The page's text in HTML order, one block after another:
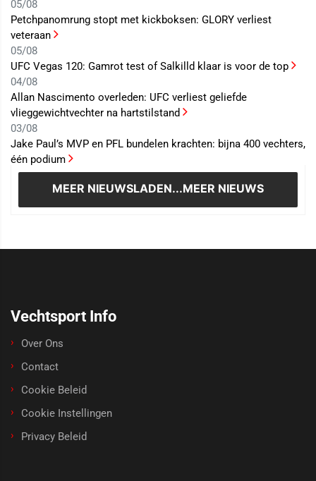
05/08
Petchpanomrung stopt met kickboksen: GLORY verliest
veteraan
05/08
UFC Vegas 120: Gamrot test of Salkilld klaar is voor de top
04/08
Allan Nascimento overleden: UFC verliest geliefde
vlieggewichtvechter na hartstilstand
03/08
Jake Paul’s MVP en PFL bundelen krachten: bijna 400 vechters,
één podium
MEER NIEUWSLADEN...MEER NIEUWS
Vechtsport Info
Over Ons
Contact
Cookie Beleid
Cookie Instellingen
Privacy Beleid